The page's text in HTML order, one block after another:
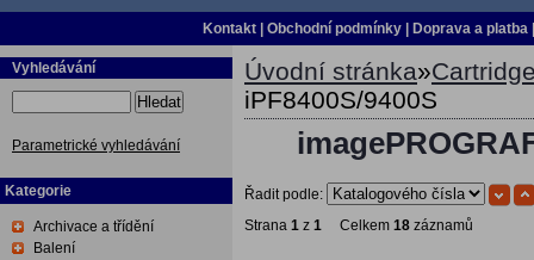
Kontakt Obchodní podmínky Doprava a platba
Vyhledávání
Hledat
Parametrické vyhledávání
Kategorie
Archivace a třídění
Balení
Úvodní stránka»
iPF8400S/9400S
Řadit podle:
Strana 1 z 1 Celkem 18 záznamů